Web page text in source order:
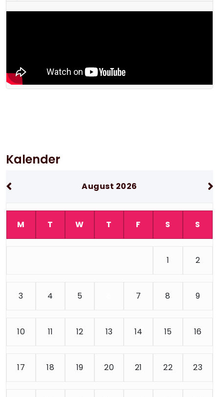
Kalender
August 2026
M T W T F S S
1 2
3 4 5 7 8 9
10 11 12 13 14 15 16
17 18 19 20 21 22 23